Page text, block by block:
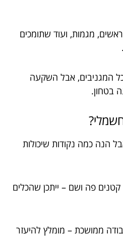
ראשים, מגמות, ועוד שתומכים
המגניבים, אבל השקעה
בטחון.
הנה כמה נקודות שיכולות
פה ושם – ייתכן שהכלים
ממושכת – מומלץ להיעזר